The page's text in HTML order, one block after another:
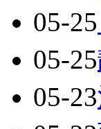
05-25
05-25
05-23